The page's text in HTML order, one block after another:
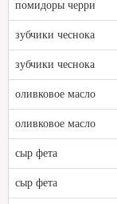
помидоры черри
зубчики чеснока
зубчики чеснока
оливковое масло
оливковое масло
сыр фета
сыр фета